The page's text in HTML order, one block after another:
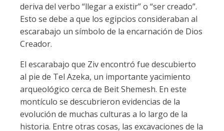
deriva del verbo “llegar a existir” o “ser creado”.
Esto se debe a que los egipcios consideraban al
escarabajo un símbolo de la encarnación de Dios
Creador.
El escarabajo que Ziv encontró fue descubierto
al pie de Tel Azeka, un importante yacimiento
arqueológico cerca de Beit Shemesh. En este
montículo se descubrieron evidencias de la
evolución de muchas culturas a lo largo de la
historia. Entre otras cosas, las excavaciones de la